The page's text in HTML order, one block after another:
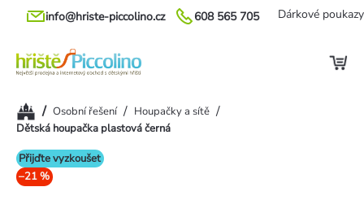
Přejít
608 565 705
info@hriste-piccolino.cz Dárkové poukazy
Domů/ Osobní řešení / Houpačky a sítě /
Dětská houpačka plastová černá
Přijďte vyzkoušet
–21 %